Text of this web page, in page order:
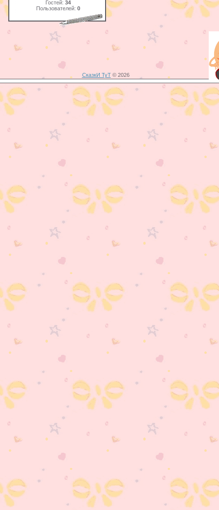
Гостей: 34
Пользователей: 0
СказкИ ТуТ© 2026